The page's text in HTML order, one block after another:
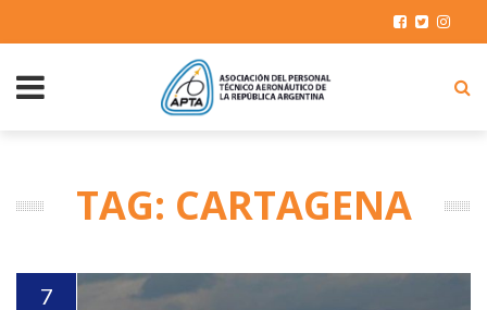
TAG: CARTAGENA
7